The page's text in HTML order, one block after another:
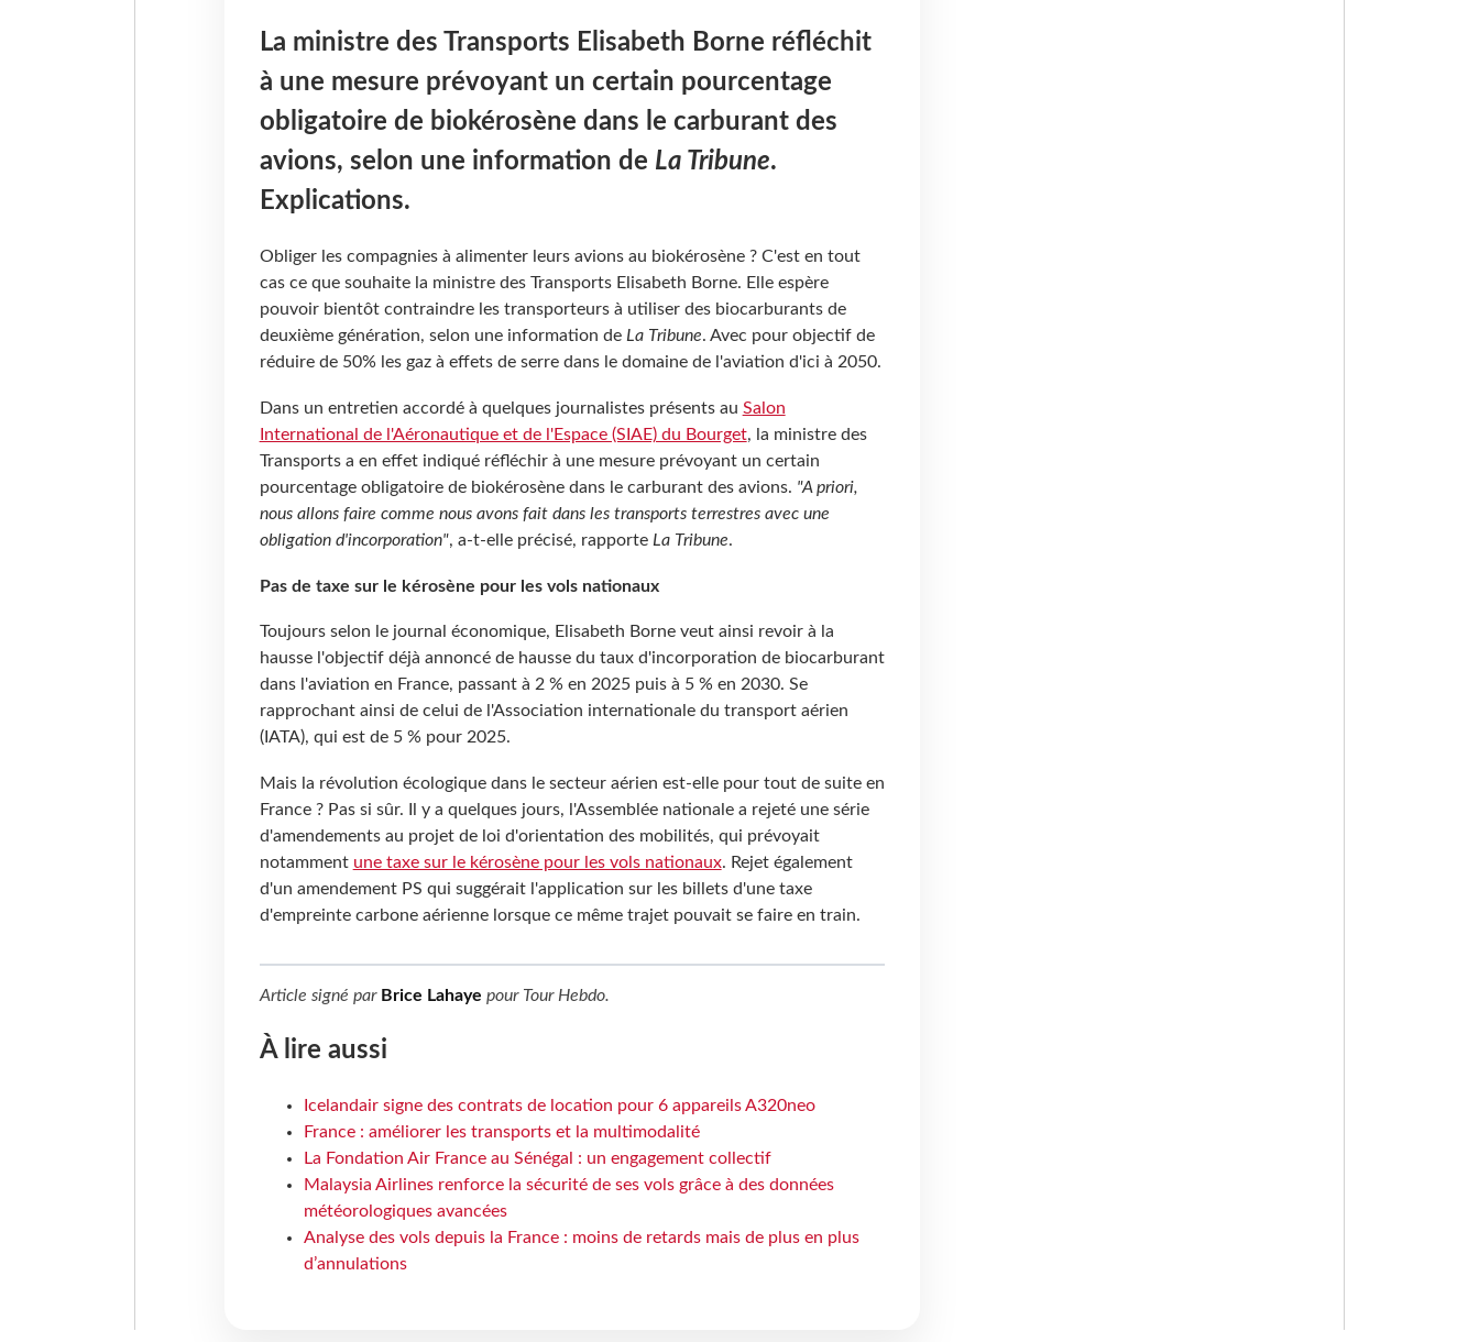
La ministre des Transports Elisabeth Borne réfléchit
à une mesure prévoyant un certain pourcentage
obligatoire de biokérosène dans le carburant des
avions, selon une information de La Tribune.
Explications.
Obliger les compagnies à alimenter leurs avions au biokérosène ? C'est en tout
cas ce que souhaite la ministre des Transports Elisabeth Borne. Elle espère
pouvoir bientôt contraindre les transporteurs à utiliser des biocarburants de
deuxième génération, selon une information de La Tribune. Avec pour objectif de
réduire de 50% les gaz à effets de serre dans le domaine de l'aviation d'ici à 2050.
Dans un entretien accordé à quelques journalistes présents au Salon
International de l'Aéronautique et de l'Espace (SIAE) du Bourget, la ministre des
Transports a en effet indiqué réfléchir à une mesure prévoyant un certain
pourcentage obligatoire de biokérosène dans le carburant des avions. "A priori,
nous allons faire comme nous avons fait dans les transports terrestres avec une
obligation d'incorporation", a-t-elle précisé, rapporte La Tribune.
Pas de taxe sur le kérosène pour les vols nationaux
Toujours selon le journal économique, Elisabeth Borne veut ainsi revoir à la
hausse l'objectif déjà annoncé de hausse du taux d'incorporation de biocarburant
dans l'aviation en France, passant à 2 % en 2025 puis à 5 % en 2030. Se
rapprochant ainsi de celui de l'Association internationale du transport aérien
(IATA), qui est de 5 % pour 2025.
Mais la révolution écologique dans le secteur aérien est-elle pour tout de suite en
France ? Pas si sûr. Il y a quelques jours, l'Assemblée nationale a rejeté une série
d'amendements au projet de loi d'orientation des mobilités, qui prévoyait
notamment une taxe sur le kérosène pour les vols nationaux. Rejet également
d'un amendement PS qui suggérait l'application sur les billets d'une taxe
d'empreinte carbone aérienne lorsque ce même trajet pouvait se faire en train.
Article signé par Brice Lahaye pour Tour Hebdo.
À lire aussi
Icelandair signe des contrats de location pour 6 appareils A320neo
France : améliorer les transports et la multimodalité
La Fondation Air France au Sénégal : un engagement collectif
Malaysia Airlines renforce la sécurité de ses vols grâce à des données
météorologiques avancées
Analyse des vols depuis la France : moins de retards mais de plus en plus
d’annulations